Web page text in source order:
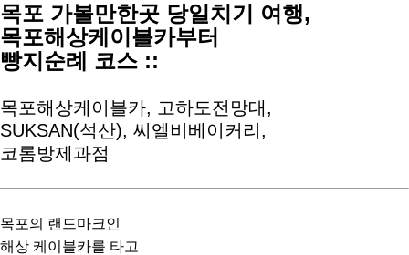
목포 가볼만한곳 당일치기 여행,
목포해상케이블카부터
빵지순례 코스 ::
목포해상케이블카, 고하도전망대,
SUKSAN(석산), 씨엘비베이커리,
코롬방제과점
목포의 랜드마크인
해상 케이블카를 타고